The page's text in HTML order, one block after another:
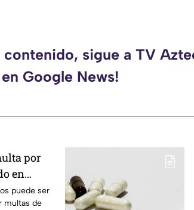
contenido, sigue a TV
en Google News!
por
en
puede ser
multas de